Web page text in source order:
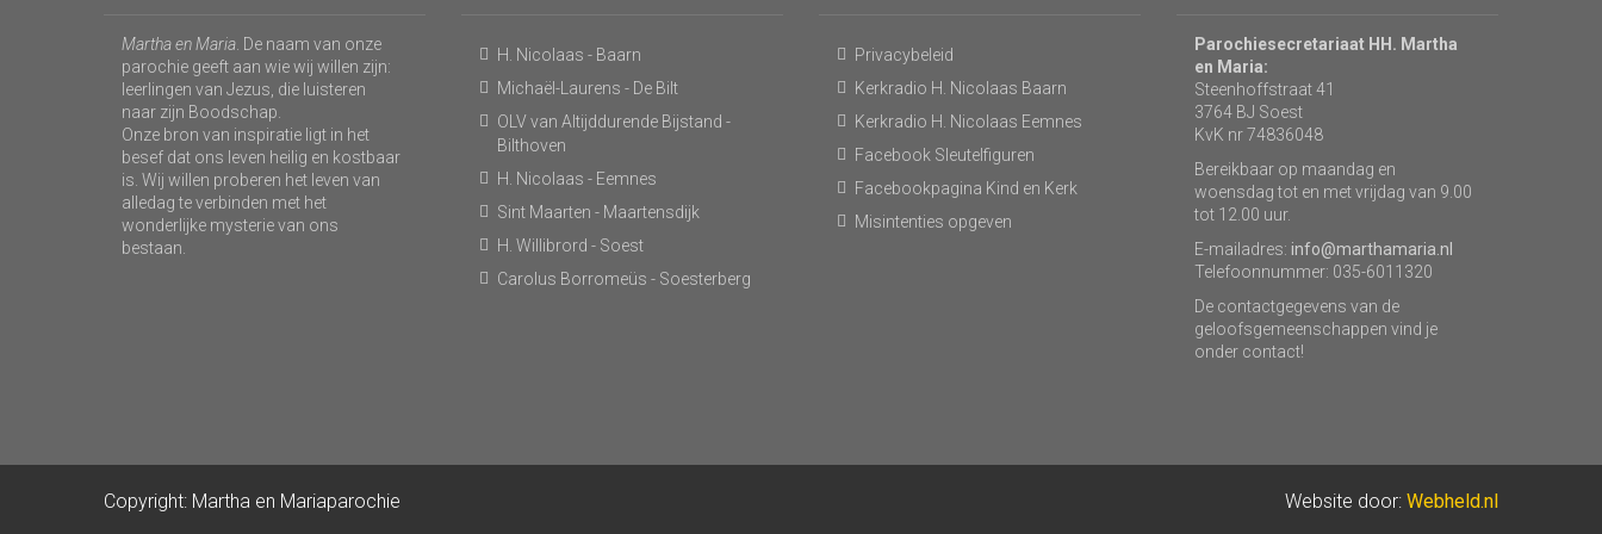
Martha en Maria . De naam van onze
parochie geeft aan wie wij willen zijn:
leerlingen van Jezus, die luisteren
naar zijn Boodschap.
Onze bron van inspiratie ligt in het
besef dat ons leven heilig en kostbaar
is. Wij willen proberen het leven van
alledag te verbinden met het
wonderlijke mysterie van ons
bestaan.
H. Nicolaas - Baarn
Michaël-Laurens - De Bilt
OLV van Altijddurende Bijstand -
Bilthoven
H. Nicolaas - Eemnes
Sint Maarten - Maartensdijk
H. Willibrord - Soest
Carolus Borromeüs - Soesterberg
Privacybeleid
Kerkradio H. Nicolaas Baarn
Kerkradio H. Nicolaas Eemnes
Facebook Sleutelfiguren
Facebookpagina Kind en Kerk
Misintenties opgeven
Parochiesecretariaat HH. Martha
en Maria:
Steenhoffstraat 41
3764 BJ Soest
KvK nr 74836048
Bereikbaar op maandag en
woensdag tot en met vrijdag van 9.00
tot 12.00 uur.
E-mailadres: info@marthamaria.nl
Telefoonnummer: 035-6011320
De contactgegevens van de
geloofsgemeenschappen vind je
onder contact!
Copyright: Martha en Mariaparochie Website door: Webheld.nl